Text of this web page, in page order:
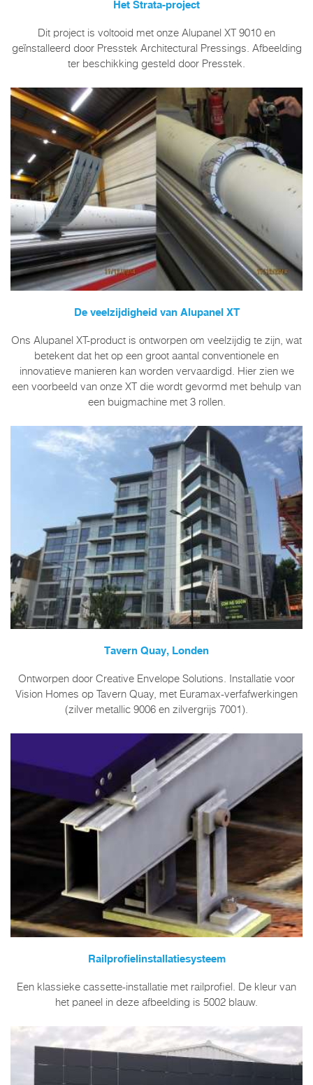
Het Strata-project
Dit project is voltooid met onze Alupanel XT 9010 en
geïnstalleerd door Presstek Architectural Pressings. Afbeelding
ter beschikking gesteld door Presstek.
De veelzijdigheid van Alupanel XT
Ons Alupanel XT-product is ontworpen om veelzijdig te zijn, wat
betekent dat het op een groot aantal conventionele en
innovatieve manieren kan worden vervaardigd. Hier zien we
een voorbeeld van onze XT die wordt gevormd met behulp van
een buigmachine met 3 rollen.
Tavern Quay, Londen
Ontworpen door Creative Envelope Solutions. Installatie voor
Vision Homes op Tavern Quay, met Euramax-verfafwerkingen
(zilver metallic 9006 en zilvergrijs 7001).
Railprofielinstallatiesysteem
Een klassieke cassette-installatie met railprofiel. De kleur van
het paneel in deze afbeelding is 5002 blauw.